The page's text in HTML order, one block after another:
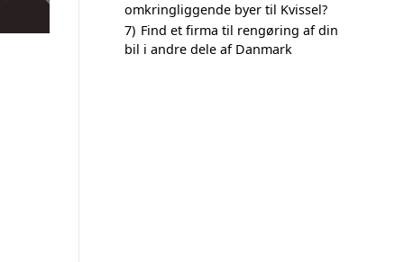
omkringliggende byer til Kvissel?
7) Find et firma til rengøring af din
bil i andre dele af Danmark